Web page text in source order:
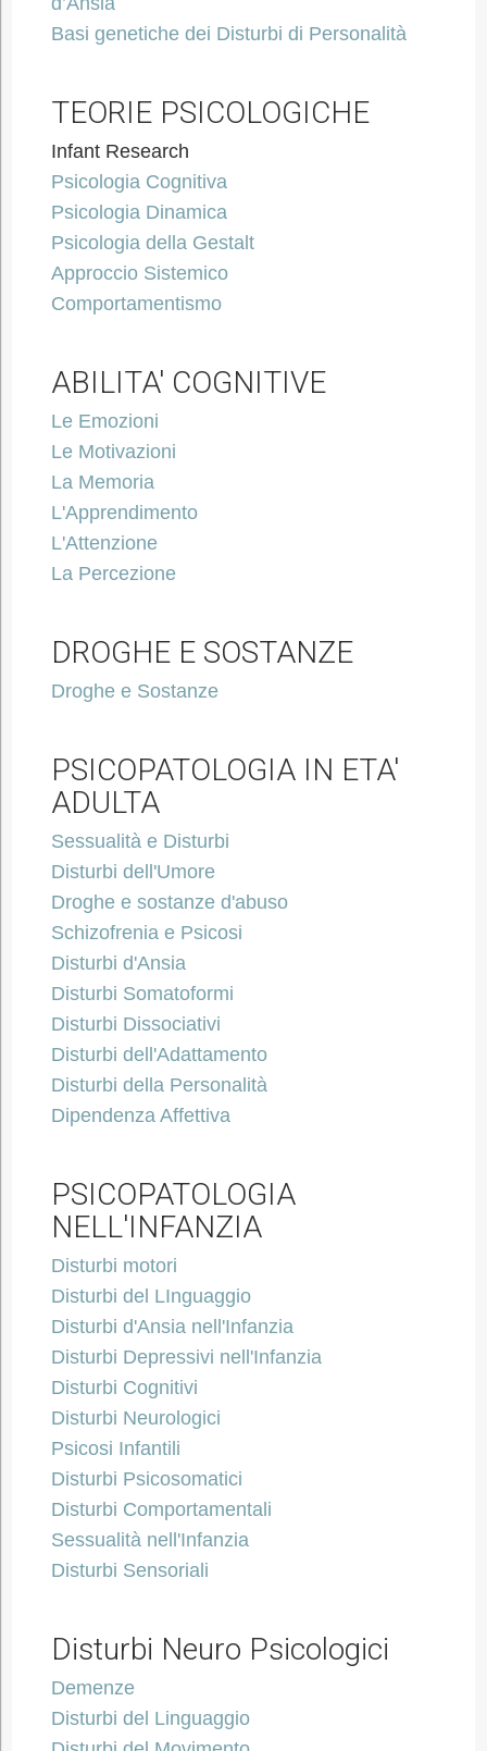
Basi genetiche dei Disturbi di Personalità
TEORIE PSICOLOGICHE
Infant Research
Psicologia Cognitiva
Psicologia Dinamica
Psicologia della Gestalt
Approccio Sistemico
Comportamentismo
ABILITA' COGNITIVE
Le Emozioni
Le Motivazioni
La Memoria
L'Apprendimento
L'Attenzione
La Percezione
DROGHE E SOSTANZE
Droghe e Sostanze
PSICOPATOLOGIA IN ETA'
ADULTA
Sessualità e Disturbi
Disturbi dell'Umore
Droghe e sostanze d'abuso
Schizofrenia e Psicosi
Disturbi d'Ansia
Disturbi Somatoformi
Disturbi Dissociativi
Disturbi dell'Adattamento
Disturbi della Personalità
Dipendenza Affettiva
PSICOPATOLOGIA
NELL'INFANZIA
Disturbi motori
Disturbi del LInguaggio
Disturbi d'Ansia nell'Infanzia
Disturbi Depressivi nell'Infanzia
Disturbi Cognitivi
Disturbi Neurologici
Psicosi Infantili
Disturbi Psicosomatici
Disturbi Comportamentali
Sessualità nell'Infanzia
Disturbi Sensoriali
Disturbi Neuro Psicologici
Demenze
Disturbi del Linguaggio